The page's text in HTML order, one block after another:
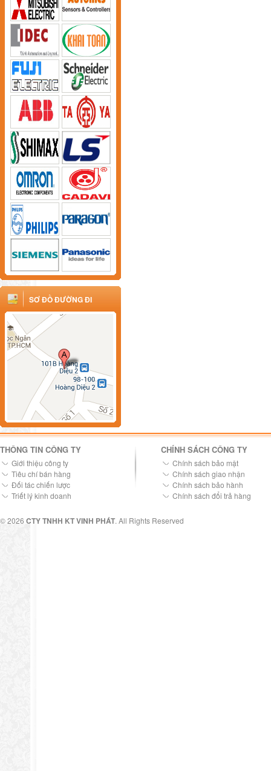
SƠ ĐỒ ĐƯỜNG ĐI
THÔNG TIN CÔNG TY
Giới thiệu công ty
Tiêu chí bán hàng
Đối tác chiến lược
Triết lý kinh doanh
CHÍNH SÁCH CÔNG TY
Chính sách bảo mật
Chính sách giao nhận
Chính sách bảo hành
Chính sách đổi trả hàng
© 2026 CTY TNHH KT VINH PHÁT. All Rights Reserved